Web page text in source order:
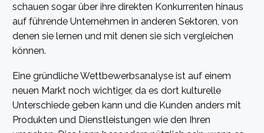
schauen sogar über ihre direkten Konkurrenten hinaus
auf führende Unternehmen in anderen Sektoren, von
denen sie lernen und mit denen sie sich vergleichen
können.
Eine gründliche Wettbewerbsanalyse ist auf einem
neuen Markt noch wichtiger, da es dort kulturelle
Unterschiede geben kann und die Kunden anders mit
Produkten und Dienstleistungen wie den Ihren